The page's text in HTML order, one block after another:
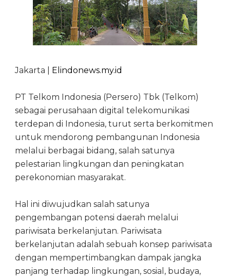
Jakarta | Elindonews.my.id
PT Telkom Indonesia (Persero) Tbk (Telkom)
sebagai perusahaan digital telekomunikasi
terdepan di Indonesia, turut serta berkomitmen
untuk mendorong pembangunan Indonesia
melalui berbagai bidang, salah satunya
pelestarian lingkungan dan peningkatan
perekonomian masyarakat.
Hal ini diwujudkan salah satunya
pengembangan potensi daerah melalui
pariwisata berkelanjutan. Pariwisata
berkelanjutan adalah sebuah konsep pariwisata
dengan mempertimbangkan dampak jangka
panjang terhadap lingkungan, sosial, budaya,